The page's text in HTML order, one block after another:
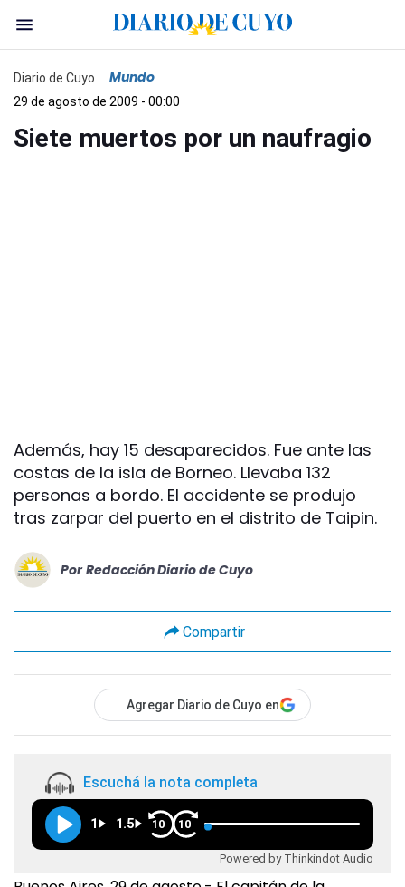
Diario de Cuyo Mundo
29 de agosto de 2009 - 00:00
Siete muertos por un naufragio
Además, hay 15 desaparecidos. Fue ante las
costas de la isla de Borneo. Llevaba 132
personas a bordo. El accidente se produjo
tras zarpar del puerto en el distrito de Taipin.
Por Redacción Diario de Cuyo
Compartir
Agregar Diario de Cuyo en
Escuchá la nota completa
1 1.5 10 10
Powered by Thinkindot Audio